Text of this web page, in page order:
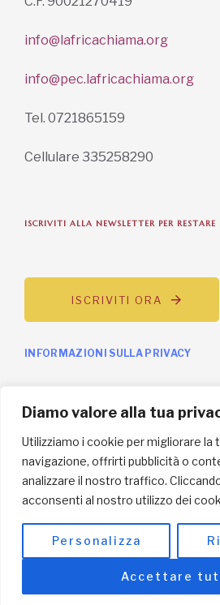
Diamo valore alla tua
Utilizziamo i cookie per migliorare la
navigazione, offrirti pubblicità o
analizzare il nostro traffico.
acconsenti al nostro utilizzo dei
Personalizza
Accettare
info@lafricachiama.org
info@pec.lafricachiama.org
Tel. 0721865159
Cellulare 335258290
ISCRIVITI ALLA NEWSLETTER PER
ISCRIVITI ORA
INFORMAZIONI SULLA PRIVACY
-made by I-IMAGE